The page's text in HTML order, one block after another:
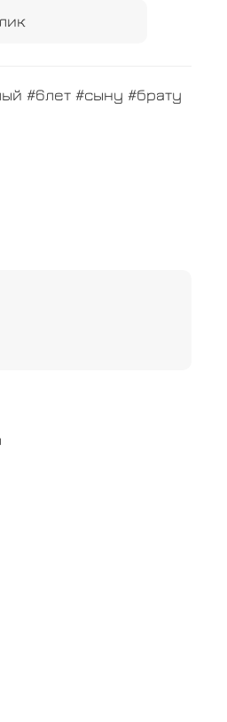
#6лет #сыну #брату